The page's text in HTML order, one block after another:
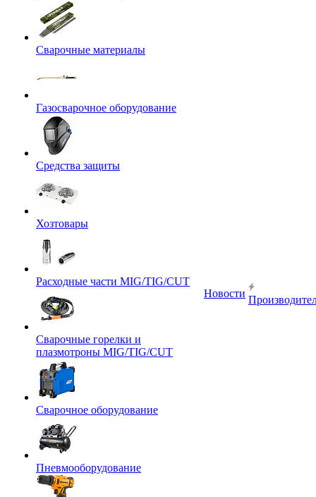
Сварочные материалы
Газосварочное оборудование
Средства защиты
Хозтовары
Расходные части MIG/TIG/CUT
Сварочные горелки и
плазмотроны MIG/TIG/CUT
Сварочное оборудование
Пневмооборудование
Новости